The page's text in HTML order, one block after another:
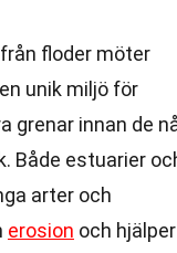
floder möter
unik miljö för
grenar innan de
Både estuarier
arter och
erosion och hjälper